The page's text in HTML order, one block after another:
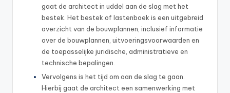
gaat de architect in uddel aan de slag met het
bestek. Het bestek of lastenboek is een uitgebreid
overzicht van de bouwplannen, inclusief informatie
over de bouwplannen, uitvoeringsvoorwaarden en
de toepasselijke juridische, administratieve en
technische bepalingen.
Vervolgens is het tijd om aan de slag te gaan.
Hierbij gaat de architect een samenwerking met